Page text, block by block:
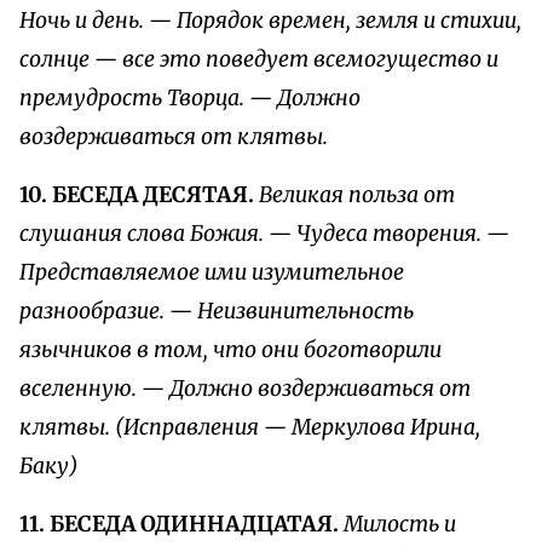
Ночь и день. — Порядок времен, земля и стихии,
солнце — все это поведует всемогущество и
премудрость Творца. — Должно
воздерживаться от клятвы.
10. БЕСЕДА ДЕСЯТАЯ. Великая польза от
слушания слова Божия. — Чудеса творения. —
Представляемое ими изумительное
разнообразие. — Неизвинительность
язычников в том, что они боготворили
вселенную. — Должно воздерживаться от
клятвы. (Исправления — Меркулова Ирина,
Баку)
11. БЕСЕДА ОДИННАДЦАТАЯ. Милость и